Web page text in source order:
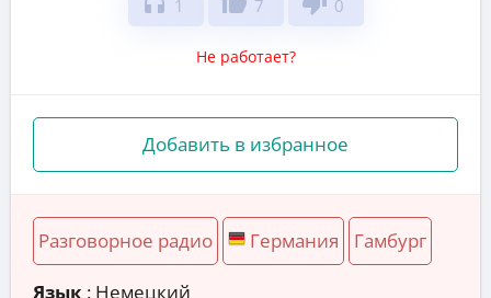
1 7 0
Не работает?
Добавить в избранное
Разговорное радио Германия Гамбург
Язык : Немецкий